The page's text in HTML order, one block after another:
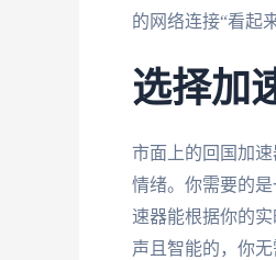
的网络连接“看起
选择加
市面上的回国加
情绪。你需要的
速器能根据你的
声且智能的，你